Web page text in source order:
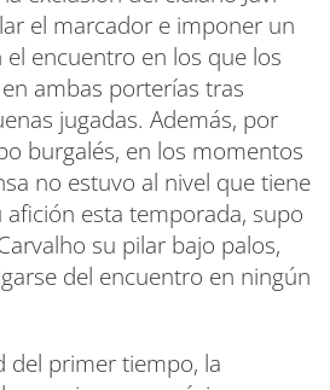
el marcador e imponer un
encuentro en los que los
ambas porterías tras
jugadas. Además, por
burgalés, en los momentos
no estuvo al nivel que tiene
esta temporada, supo
su pilar bajo palos,
del encuentro en ningún
del primer tiempo, la